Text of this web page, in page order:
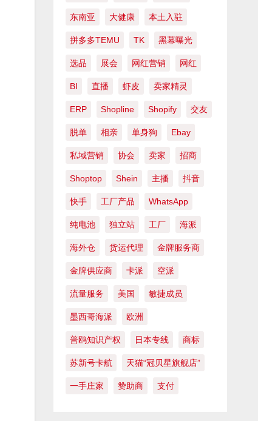
东南亚 大健康 本土入驻
拼多多TEMU TK 黑幕曝光
选品 展会 网红营销 网红
BI 直播 虾皮 卖家精灵
ERP Shopline Shopify 交友
脱单 相亲 单身狗 Ebay
私域营销 协会 卖家 招商
Shoptop Shein 主播 抖音
快手 工厂产品 WhatsApp
纯电池 独立站 工厂 海派
海外仓 货运代理 金牌服务商
金牌供应商 卡派 空派
流量服务 美国 敏捷成员
墨西哥海派 欧洲
普鸥知识产权 日本专线 商标
苏新号卡航 天猫“冠贝星旗舰店”
一手庄家 赞助商 支付